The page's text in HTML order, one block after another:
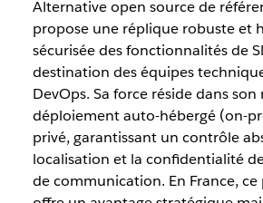
Alternative open source de
propose une réplique robuste et
sécurisée des fonctionnalités de
destination des équipes
DevOps. Sa force réside dans
déploiement auto-hébergé (on-
privé, garantissant un contrôle
localisation et la confidentialité
de communication. En France,